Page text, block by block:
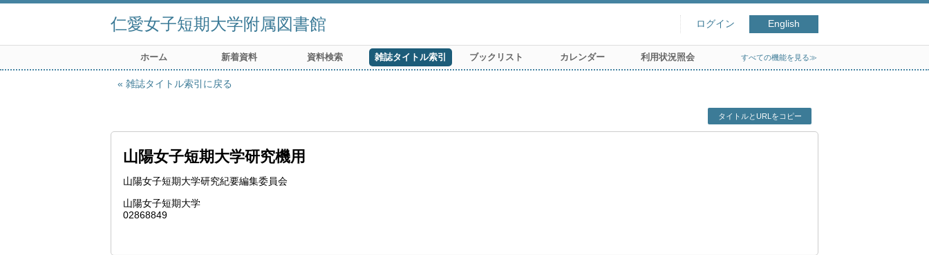
仁愛女子短期大学附属図書館 ログイン English
ホーム 新着資料 資料検索 雑誌タイトル索引 ブックリスト カレンダー 利用状況照会 すべての機能を見る≫
雑誌タイトル索引に戻る
タイトルとURLをコピー
山陽女子短期大学研究機用
山陽女子短期大学研究紀要編集委員会
山陽女子短期大学
02868849